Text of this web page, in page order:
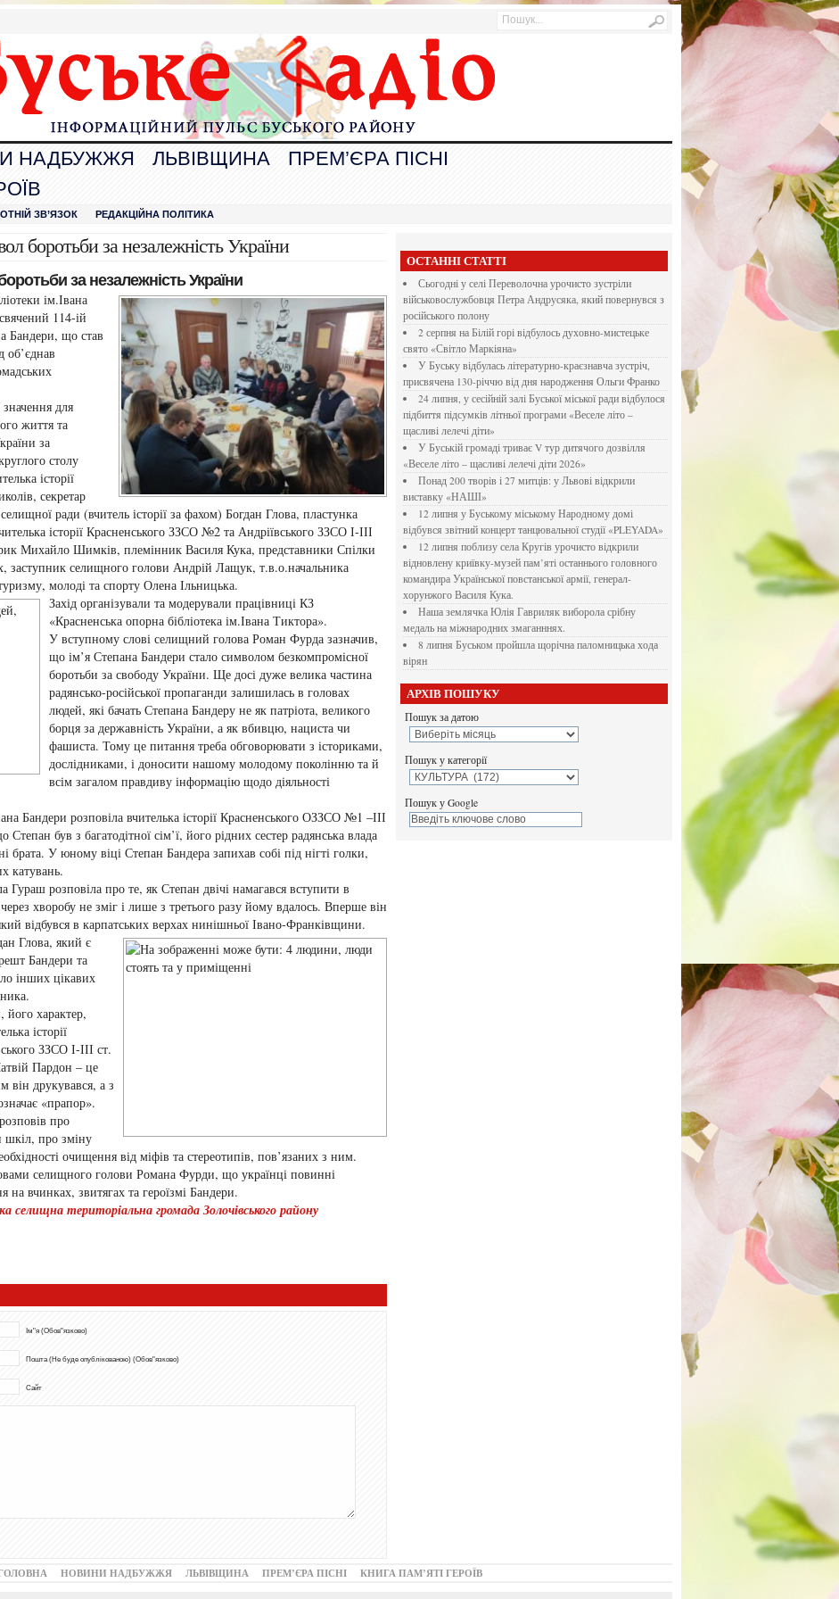
НАДБУЖЖЯ ЛЬВІВЩИНА
ПРЕМ’ЄРА ПІСНІ
ЗВ’ЯЗОК РЕДАКЦІЙНА ПОЛІТИКА
боротьби за незалежність України
за незалежність України
ім.Івана
114-ій
Бандери, що став
об’єднав
для
життя та
за
столу
історії
секретар
ради (вчитель історії за фахом) Богдан Глова, пластунка
історії Красненського ЗЗСО №2 та Андріївського ЗЗСО І-ІІІ
Михайло Шимків, племінник Василя Кука, представники Спілки
заступник селищного голови Андрій Лащук, т.в.о.начальника
молоді та спорту Олена Ільницька.
Захід організували та модерували працівниці КЗ
«Красненська опорна бібліотека ім.Івана Тиктора».
У вступному слові селищний голова Роман Фурда зазначив,
що ім’я Степана Бандери стало символом безкомпромісної
боротьби за свободу України. Ще досі дуже велика частина
радянсько-російської пропаганди залишилась в головах
людей, які бачать Степана Бандеру не як патріота, великого
борця за державність України, а як вбивцю, нациста чи
фашиста. Тому це питання треба обговорювати з істориками,
дослідниками, і доносити нашому молодому поколінню та й
всім загалом правдиву інформацію щодо діяльності
Бандери розповіла вчителька історії Красненського ОЗЗСО №1 –ІІІ
був з багатодітної сім’ї, його рідних сестер радянська влада
брата. У юному віці Степан Бандера запихав собі під нігті голки,
катувань.
розповіла про те, як Степан двічі намагався вступити в
хворобу не зміг і лише з третього разу йому вдалось. Вперше він
відбувся в карпатських верхах нинішньої Івано-Франківщини.
Глова, який є
Бандери та
інших цікавих
його характер,
історії
ЗЗСО І-ІІІ ст.
Пардон – це
він друкувався, а з
«прапор».
про
шкіл, про зміну
очищення від міфів та стереотипів, пов’язаних з ним.
селищного голови Романа Фурди, що українці повинні
вчинках, звитягах та героїзмі Бандери.
селищна територіальна громада Золочівського району
Ім"я (Обов"язково)
Пошта (Не буде опублікованою) (Обов"язково)
Сайт
ОСТАННІ СТАТТІ
Сьогодні у селі Переволочна урочисто зустріли
військовослужбовця Петра Андрусяка, який повернувся з
російського полону
2 серпня на Білій горі відбулось духовно-мистецьке
свято «Світло Маркіяна»
У Буську відбулась літературно-краєзнавча зустріч,
присвячена 130-річчю від дня народження Ольги Франко
24 липня, у сесійній залі Буської міської ради відбулося
підбиття підсумків літньої програми «Веселе літо –
щасливі лелечі діти»
У Буській громаді триває V тур дитячого дозвілля
«Веселе літо – щасливі лелечі діти 2026»
Понад 200 творів і 27 митців: у Львові відкрили
виставку «НАШІ»
12 липня у Буському міському Народному домі
відбувся звітний концерт танцювальної студії «PLEYADA»
12 липня поблизу села Кругів урочисто відкрили
відновлену криївку-музей пам’яті останнього головного
командира Української повстанської армії, генерал-
хорунжого Василя Кука.
Наша землячка Юлія Гавриляк виборола срібну
медаль на міжнародних змаганннях.
8 липня Буськом пройшла щорічна паломницька хода
вірян
АРХІВ ПОШУКУ
Пошук за датою
Пошук у категорії
Пошук у Google
НОВИНИ НАДБУЖЖЯ ЛЬВІВЩИНА ПРЕМ’ЄРА ПІСНІ КНИГА ПАМ’ЯТІ ГЕРОЇВ